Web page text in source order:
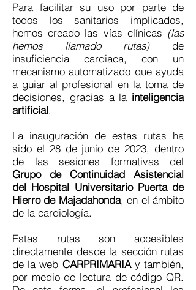
Para facilitar su uso por parte de
todos los sanitarios implicados,
hemos creado las vías clínicas (las
hemos llamado rutas)de
insuficiencia cardiaca, con un
mecanismo automatizado que ayuda
a guiar al profesional en la toma de
decisiones, gracias a la inteligencia
artificial.
La inauguración de estas rutas ha
sido el 28 de junio de 2023, dentro
de las sesiones formativas del
Grupo de Continuidad Asistencial
del Hospital Universitario Puerta de
Hierro de Majadahonda, en el ámbito
de la cardiología.
Estas rutas son accesibles
directamente desde la sección rutas
de la web CARPRIMARIAy también,
por medio de lectura de código QR.